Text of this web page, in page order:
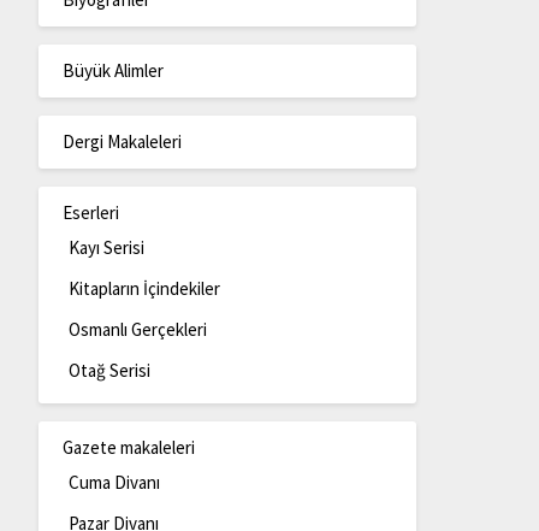
Büyük Alimler
Dergi Makaleleri
Eserleri
Kayı Serisi
Kitapların İçindekiler
Osmanlı Gerçekleri
Otağ Serisi
Gazete makaleleri
Cuma Divanı
Pazar Divanı